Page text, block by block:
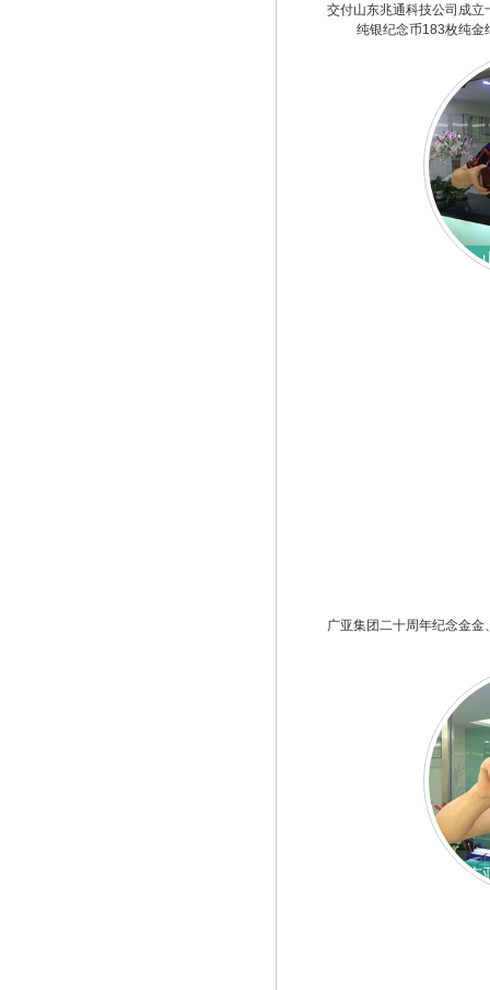
交付山东兆通科技公司成
纯银纪念币183枚纯金
广亚集团二十周年纪念金
广